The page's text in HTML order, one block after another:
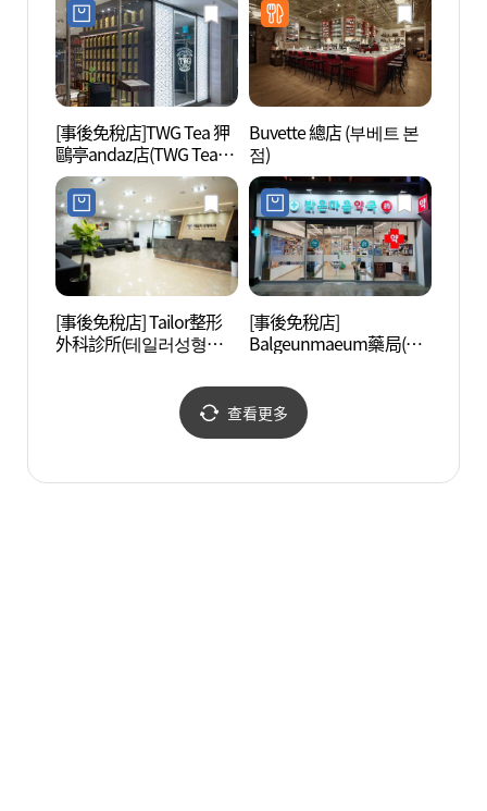
[事後免稅店]TWG Tea 狎
鷗亭andaz店(TWG Tea 압
구정 안다즈점)
Buvette 總店 (부베트 본
점)
[事後免稅店] Tailor整形
外科診所(테일러성형외
[事後免稅店]
Balgeunmaeum藥局(밝
查看更多